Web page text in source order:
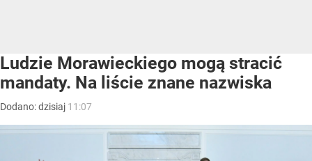
Ludzie Morawieckiego mogą stracić
mandaty. Na liście znane nazwiska
Dodano:dzisiaj 11:07